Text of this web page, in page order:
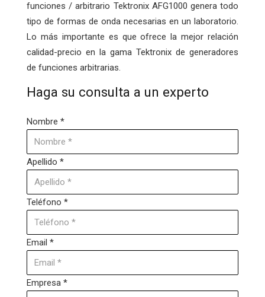
funciones / arbitrario Tektronix AFG1000 genera todo
tipo de formas de onda necesarias en un laboratorio.
Lo más importante es que ofrece la mejor relación
calidad-precio en la gama Tektronix de generadores
de funciones arbitrarias.
Haga su consulta a un experto
Nombre *
Apellido *
Teléfono *
Email *
Empresa *